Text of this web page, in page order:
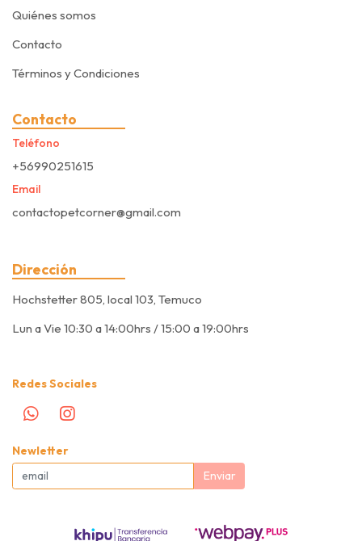
Quiénes somos
Contacto
Términos y Condiciones
Contacto
Teléfono
+56990251615
Email
contactopetcorner@gmail.com
Dirección
Hochstetter 805, local 103, Temuco
Lun a Vie 10:30 a 14:00hrs / 15:00 a 19:00hrs
Redes Sociales
Newletter
Enviar